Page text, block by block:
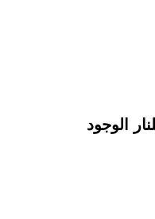
الوجود